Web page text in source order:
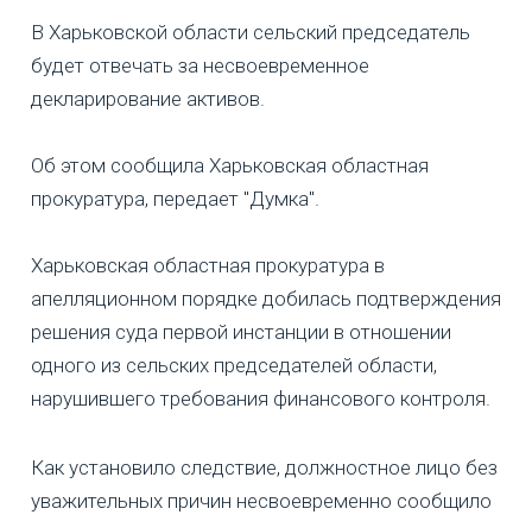
В Харьковской области сельский председатель
будет отвечать за несвоевременное
декларирование активов.
Об этом сообщила Харьковская областная
прокуратура, передает "Думка".
Харьковская областная прокуратура в
апелляционном порядке добилась подтверждения
решения суда первой инстанции в отношении
одного из сельских председателей области,
нарушившего требования финансового контроля.
Как установило следствие, должностное лицо без
уважительных причин несвоевременно сообщило